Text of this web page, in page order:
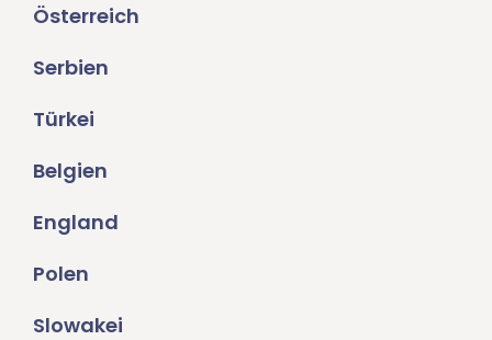
Österreich
Serbien
Türkei
Belgien
England
Polen
Slowakei